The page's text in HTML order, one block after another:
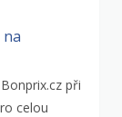
při
celou